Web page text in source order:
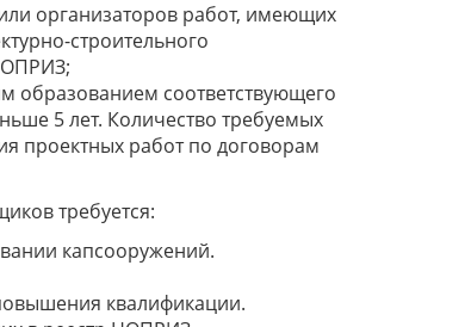
организаторов работ, имеющих
строительного
образованием соответствующего
5 лет. Количество требуемых
проектных работ по договорам
требуется:
капсооружений.
квалификации.